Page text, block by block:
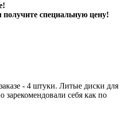
специальную цену!
- 4 штуки. Литые диски для
себя как по